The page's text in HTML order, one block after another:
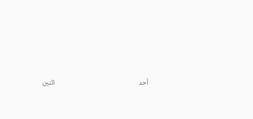
أحد اثنين